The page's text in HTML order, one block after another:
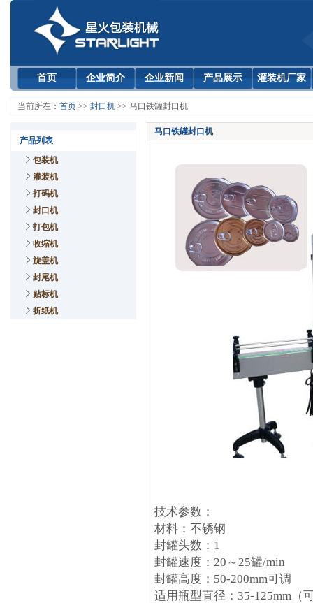
首页 企业简介 企业新闻 产品展示 灌装机厂家
当前所在： 首页 >> 封口机 >> 马口铁罐封口机
产品列表
包装机
灌装机
打码机
封口机
打包机
收缩机
旋盖机
封尾机
贴标机
折纸机
马口铁罐封口机
技术参数：
材料：不锈钢
封罐头数：1
封罐速度：20～25罐/min
封罐高度：50-200mm可调
适用瓶型直径：35-125mm（